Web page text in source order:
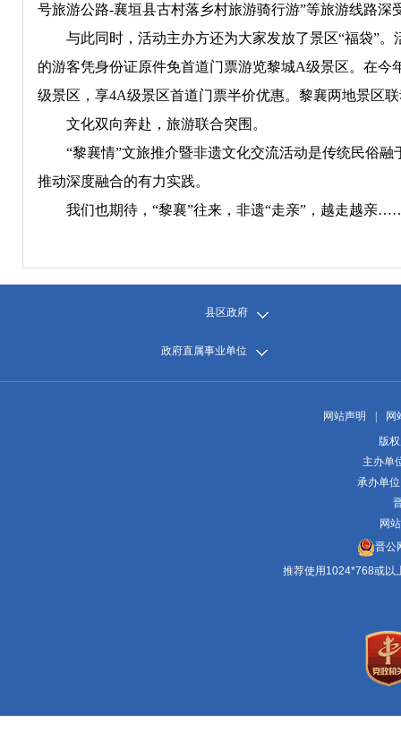
号旅游公路-襄垣县古村落乡村旅游骑行游”等旅游线路深
与此同时，活动主办方还为大家发放了景区“福袋”。
的游客凭身份证原件免首道门票游览黎城A级景区。在
级景区，享4A级景区首道门票半价优惠。黎襄两地景区
文化双向奔赴，旅游联合突围。
“黎襄情”文旅推介暨非遗文化交流活动是传统民俗融
推动深度融合的有力实践。
我们也期待，“黎襄”往来，非遗“走亲”，越走越亲
县区政府
政府直属事业单位
网站声明
网
版
主办单
承办单
网
晋公
推荐使用1024*768或以